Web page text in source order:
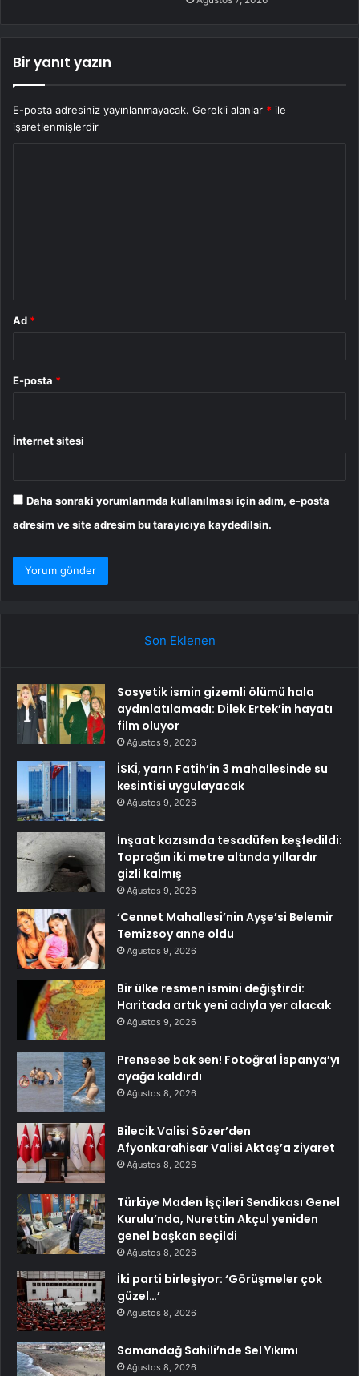
Bir yanıt yazın
E-posta adresiniz yayınlanmayacak. Gerekli alanlar * ile
işaretlenmişlerdir
Ad *
E-posta *
İnternet sitesi
Daha sonraki yorumlarımda kullanılması için adım, e-posta
adresim ve site adresim bu tarayıcıya kaydedilsin.
Son Eklenen
Sosyetik ismin gizemli ölümü hala
aydınlatılamadı: Dilek Ertek’in hayatı
film oluyor
Ağustos 9, 2026
İSKİ, yarın Fatih’in 3 mahallesinde su
kesintisi uygulayacak
Ağustos 9, 2026
İnşaat kazısında tesadüfen keşfedildi:
Toprağın iki metre altında yıllardır
gizli kalmış
Ağustos 9, 2026
‘Cennet Mahallesi’nin Ayşe’si Belemir
Temizsoy anne oldu
Ağustos 9, 2026
Bir ülke resmen ismini değiştirdi:
Haritada artık yeni adıyla yer alacak
Ağustos 9, 2026
Prensese bak sen! Fotoğraf İspanya’yı
ayağa kaldırdı
Ağustos 8, 2026
Bilecik Valisi Sözer’den
Afyonkarahisar Valisi Aktaş’a ziyaret
Ağustos 8, 2026
Türkiye Maden İşçileri Sendikası Genel
Kurulu’nda, Nurettin Akçul yeniden
genel başkan seçildi
Ağustos 8, 2026
İki parti birleşiyor: ‘Görüşmeler çok
güzel…’
Ağustos 8, 2026
Samandağ Sahili’nde Sel Yıkımı
Ağustos 8, 2026